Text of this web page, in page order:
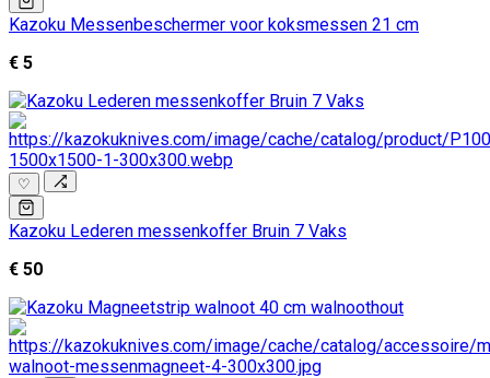
Kazoku Messenbeschermer voor koksmessen 21 cm
€ 5
♡
Kazoku Lederen messenkoffer Bruin 7 Vaks
€ 50